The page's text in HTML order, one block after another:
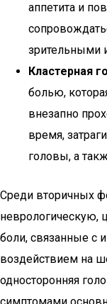
аппетита и
зрительными
Кластерная
болью,
внезапно
время,
головы, а
Среди вторичных
неврологическую,
боли, связанные с
воздействием на
односторонняя